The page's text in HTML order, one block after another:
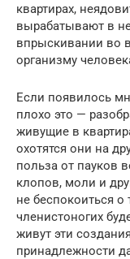
квартирах,
вырабатывают в
впрыскивании во
организму
Если появилось
плохо это —
живущие в
охотятся они на
польза от пауков
клопов, моли и
не беспокоиться о
членистоногих
живут эти
принадлежности